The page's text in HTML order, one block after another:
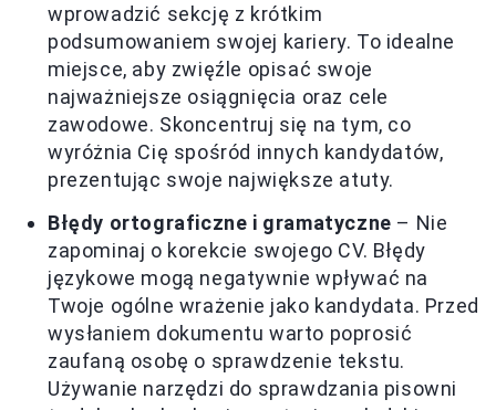
wprowadzić sekcję z krótkim
podsumowaniem swojej kariery. To idealne
miejsce, aby zwięźle opisać swoje
najważniejsze osiągnięcia oraz cele
zawodowe. Skoncentruj się na tym, co
wyróżnia Cię spośród innych kandydatów,
prezentując swoje największe atuty.
Błędy ortograficzne i gramatyczne – Nie
zapominaj o korekcie swojego CV. Błędy
językowe mogą negatywnie wpływać na
Twoje ogólne wrażenie jako kandydata. Przed
wysłaniem dokumentu warto poprosić
zaufaną osobę o sprawdzenie tekstu.
Używanie narzędzi do sprawdzania pisowni